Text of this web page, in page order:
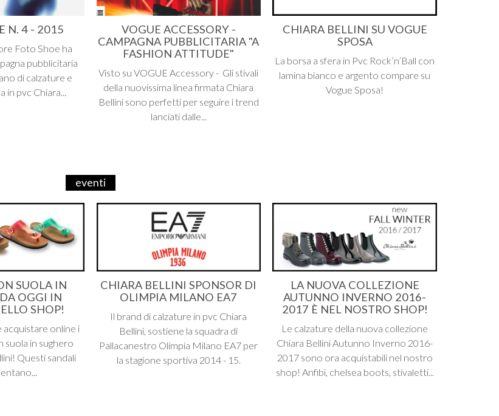
N. 4 - 2015
Foto Shoe ha
pubblicitaria
di calzature e
in pvc Chiara...
VOGUE ACCESSORY -
CAMPAGNA PUBBLICITARIA "A
FASHION ATTITUDE"
Visto su VOGUE Accessory - Gli stivali
della nuovissima linea firmata Chiara
Bellini sono perfetti per seguire i trend
lanciati dalle...
CHIARA BELLINI SU VOGUE
SPOSA
La borsa a sfera in Pvc Rock’n’Ball con
lamina bianco e argento compare su
Vogue Sposa!
eventi
SUOLA IN
OGGI IN
SHOP!
acquistare online i
suola in sughero
Questi sandali
CHIARA BELLINI SPONSOR DI
OLIMPIA MILANO EA7
Il brand di calzature in pvc Chiara
Bellini, sostiene la squadra di
Pallacanestro Olimpia Milano EA7 per
la stagione sportiva 2014 - 15.
LA NUOVA COLLEZIONE
AUTUNNO INVERNO 2016-
2017 È NEL NOSTRO SHOP!
Le calzature della nuova collezione
Chiara Bellini Autunno Inverno 2016-
2017 sono ora acquistabili nel nostro
shop! Anfibi, chelsea boots, stivaletti...